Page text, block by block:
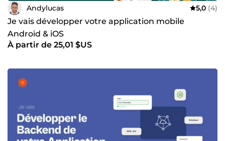
Andylucas 5,0 (4)
Je vais développer votre application mobile
Android & iOS
À partir de 25,01 $US